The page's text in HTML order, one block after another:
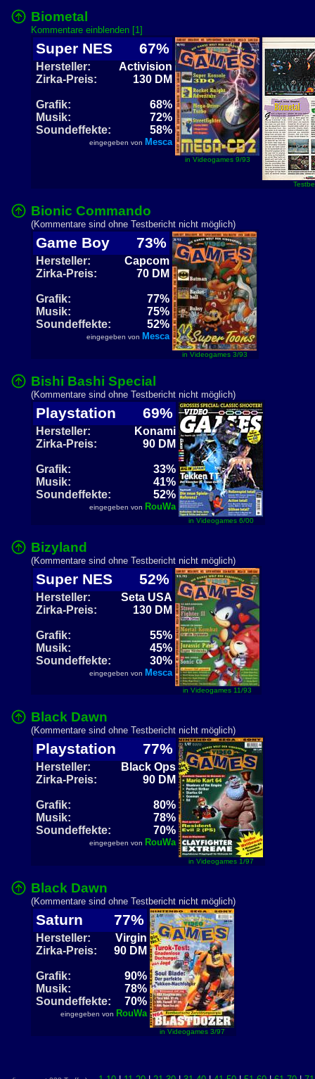
Biometal
Kommentare einblenden [1]
Super NES 67%
Hersteller:
Activision
Zirka-Preis:
130 DM
Grafik:
68%
Musik:
72%
Soundeffekte:
58%
eingegeben von Mesca
in Videogames 9/93
Bionic Commando
(Kommentare sind ohne Testbericht nicht möglich)
Game Boy 73%
Hersteller:
Capcom
Zirka-Preis:
70 DM
Grafik:
77%
Musik:
75%
Soundeffekte:
52%
eingegeben von Mesca
in Videogames 3/93
Bishi Bashi Special
(Kommentare sind ohne Testbericht nicht möglich)
Playstation 69%
Hersteller:
Konami
Zirka-Preis:
90 DM
Grafik:
33%
Musik:
41%
Soundeffekte:
52%
eingegeben von RouWa
in Videogames 6/00
Bizyland
(Kommentare sind ohne Testbericht nicht möglich)
Super NES 52%
Hersteller:
Seta USA
Zirka-Preis:
130 DM
Grafik:
55%
Musik:
45%
Soundeffekte:
30%
eingegeben von Mesca
in Videogames 11/93
Black Dawn
(Kommentare sind ohne Testbericht nicht möglich)
Playstation 77%
Hersteller:
Black Ops
Zirka-Preis:
90 DM
Grafik:
80%
Musik:
78%
Soundeffekte:
70%
eingegeben von RouWa
in Videogames 1/97
Black Dawn
(Kommentare sind ohne Testbericht nicht möglich)
Saturn 77%
Hersteller:
Virgin
Zirka-Preis:
90 DM
Grafik:
90%
Musik:
78%
Soundeffekte:
70%
eingegeben von RouWa
in Videogames 3/97